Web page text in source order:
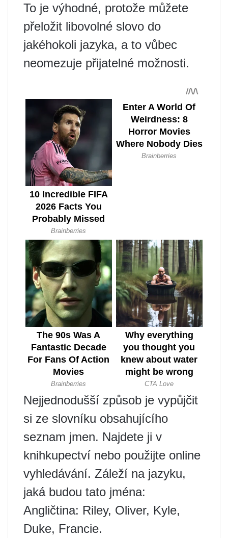
To je výhodné, protože můžete
přeložit libovolné slovo do
jakéhokoli jazyka, a to vůbec
neomezuje přijatelné možnosti.
Nejjednodušší způsob je vypůjčit
si ze slovníku obsahujícího
seznam jmen. Najdete ji v
knihkupectví nebo použijte online
vyhledávání. Záleží na jazyku,
jaká budou tato jména:
Angličtina: Riley, Oliver, Kyle,
Duke, Francie.